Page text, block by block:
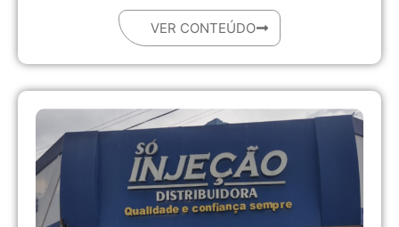
VER CONTEÚDO